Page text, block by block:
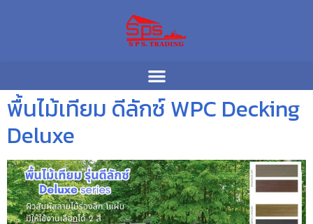
พื้นไม้เทียม ดีลักซ์ WPC Decking
Deluxe